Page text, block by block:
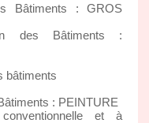
Bâtiments : GROS
des Bâtiments :
bâtiments
: PEINTURE
et à